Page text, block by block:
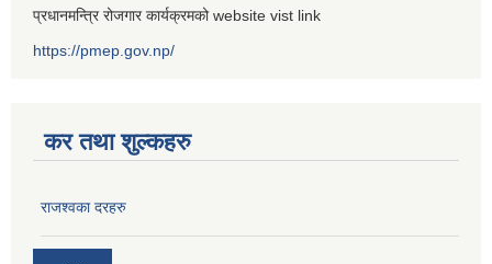
प्रधानमन्त्रि रोजगार कार्यक्रमको website vist link
https://pmep.gov.np/
कर तथा शुल्कहरु
राजश्वका दरहरु